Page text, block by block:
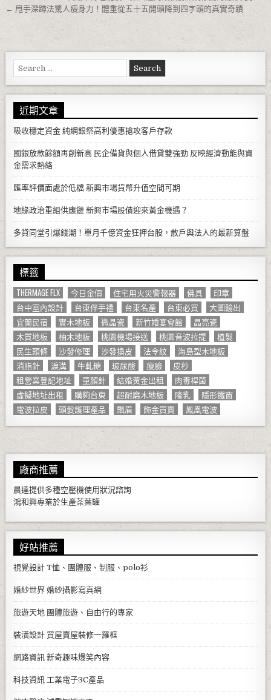
← 甩手深蹲法驚人瘦身力！體重從五十五開頭降到四字頭的真實奇蹟
Search for:
近期文章
吸收穩定資金 純網銀祭高利優惠搶攻客戶存款
國銀放款餘額再創新高 民企備貨與個人借貸雙強勁 反映經濟動能與資
金需求熱絡
匯率評價面處於低檔 新興市場貨幣升值空間可期
地緣政治重組供應鏈 新興市場股債迎來黃金機遇？
多貸同堂引爆錢潮！單月千億資金狂押台股，散戶與法人的最新算盤
標籤
THERMAGE FLX 今日金價 住宅用火災警報器 佛具
印章
台中室內設計
台東伴手禮 台東名產 台東必買
大圖輸出
宜蘭民宿
實木地板 微晶瓷 新竹婚宴會館
晶亮瓷
木質地板
柚木地板 桃園機場接送 桃園音波拉提
植髮
民生頭條
沙發修理 沙發換皮 法令紋
海島型木地板
消脂針
淚溝 牛軋糖 玻尿酸 瘦臉
皮秒
租營業登記地址
童顏針 結婚黃金出租
肉毒桿菌
虛擬地址出租
購夠台東 超耐磨木地板 隆乳
隱形鐵窗
電波拉皮
頭髮護理產品 飄眉 飾金買賣 鳳凰電波
廠商推薦
晨達提供多種空壓機使用狀況諮詢
鴻和興專業於生產茶葉罐
好站推薦
視覺設計 T恤、團體服、制服、polo衫
婚紗世界 婚紗攝影寫真網
旅遊天地 團體旅遊、自由行的專家
裝潢設計 買屋賣屋裝修一羅框
網路資訊 新奇趣味爆笑內容
科技資訊 工業電子3C產品